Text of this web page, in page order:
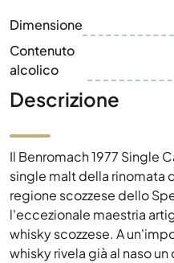
Dimensione
Contenuto
alcolico
Descrizione
Il Benromach 1977 Single
single malt della rinomata
regione scozzese dello
l'eccezionale maestria
whisky scozzese. A
whisky rivela già al naso